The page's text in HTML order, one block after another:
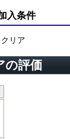
入条件
リア
の評価